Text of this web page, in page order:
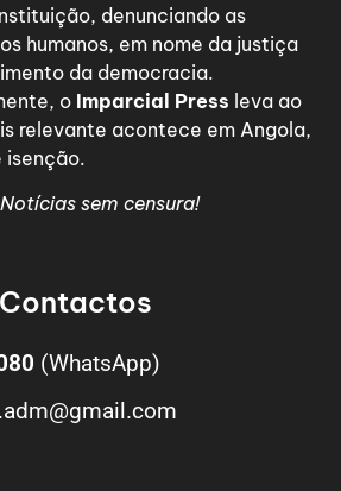
denunciando as
humanos, em nome da justiça
da democracia.
o Imparcial Press leva ao
relevante acontece em Angola,
isenção.
Notícias sem censura!
Contactos
(WhatsApp)